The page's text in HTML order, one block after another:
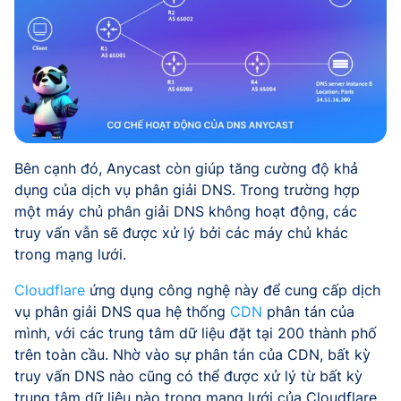
Bên cạnh đó, Anycast còn giúp tăng cường độ khả
dụng của dịch vụ phân giải DNS. Trong trường hợp
một máy chủ phân giải DNS không hoạt động, các
truy vấn vẫn sẽ được xử lý bởi các máy chủ khác
trong mạng lưới.
Cloudflare ứng dụng công nghệ này để cung cấp dịch
vụ phân giải DNS qua hệ thống CDN phân tán của
mình, với các trung tâm dữ liệu đặt tại 200 thành phố
trên toàn cầu. Nhờ vào sự phân tán của CDN, bất kỳ
truy vấn DNS nào cũng có thể được xử lý từ bất kỳ
trung tâm dữ liệu nào trong mạng lưới của Cloudflare,